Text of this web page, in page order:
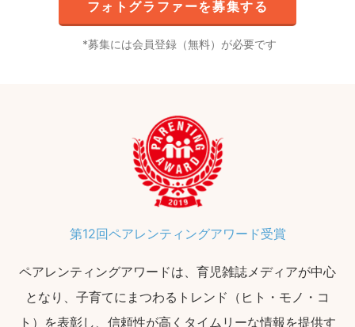
フォトグラファーを募集する
募集には会員登録（無料）が必要です
第12回ペアレンティングアワード受賞
ペアレンティングアワードは、育児雑誌メディアが中心
となり、子育てにまつわるトレンド（ヒト・モノ・コ
ト）を表彰し、信頼性が高くタイムリーな情報を提供す